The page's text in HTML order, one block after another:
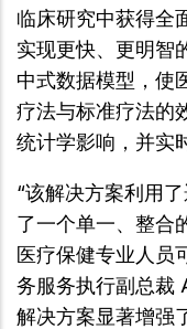
临床研究中获得全
实现更快、更明智
中式数据模型，使
疗法与标准疗法的
统计学影响，并实
“该解决方案利用
了一个单一、整合
医疗保健专业人员
务服务执行副总裁
解决方案显著增强